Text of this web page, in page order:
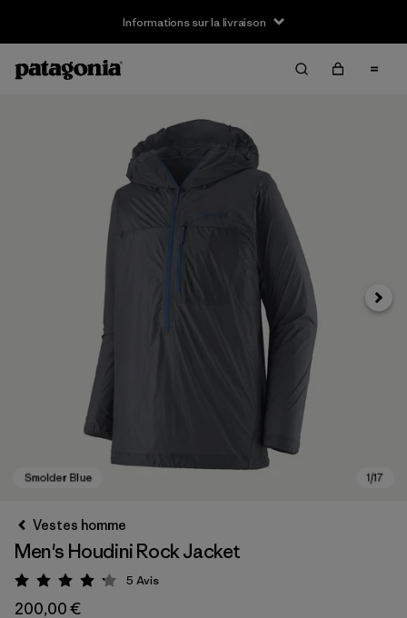
Informations sur la livraison
Vestes homme
Men's Houdini Rock Jacket
Évaluation: 4.2 / 5
5 Avis
200,00 €